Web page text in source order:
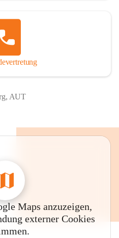
AUT
Maps anzuzeigen,
externer Cookies